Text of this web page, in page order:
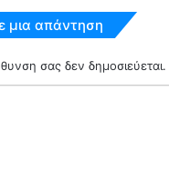
μια απάντηση
σας δεν δημοσιεύεται.